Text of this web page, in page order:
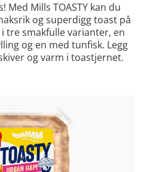
Med Mills TOASTY kan du
og superdigg toast på
tre smakfulle varianter, en
og en med tunfisk. Legg
og varm i toastjernet.